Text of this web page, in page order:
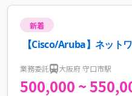
新着
【Cisco/Aruba】ネット
業務委託 大阪府 守口市駅
500,000 ~